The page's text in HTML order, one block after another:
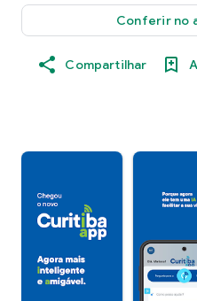
Conferir no
Compartilhar